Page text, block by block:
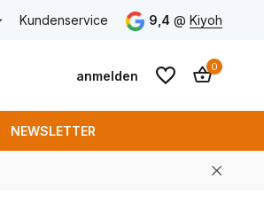
Kundenservice 9,4 @ Kiyoh
anmelden
0
NEWSLETTER